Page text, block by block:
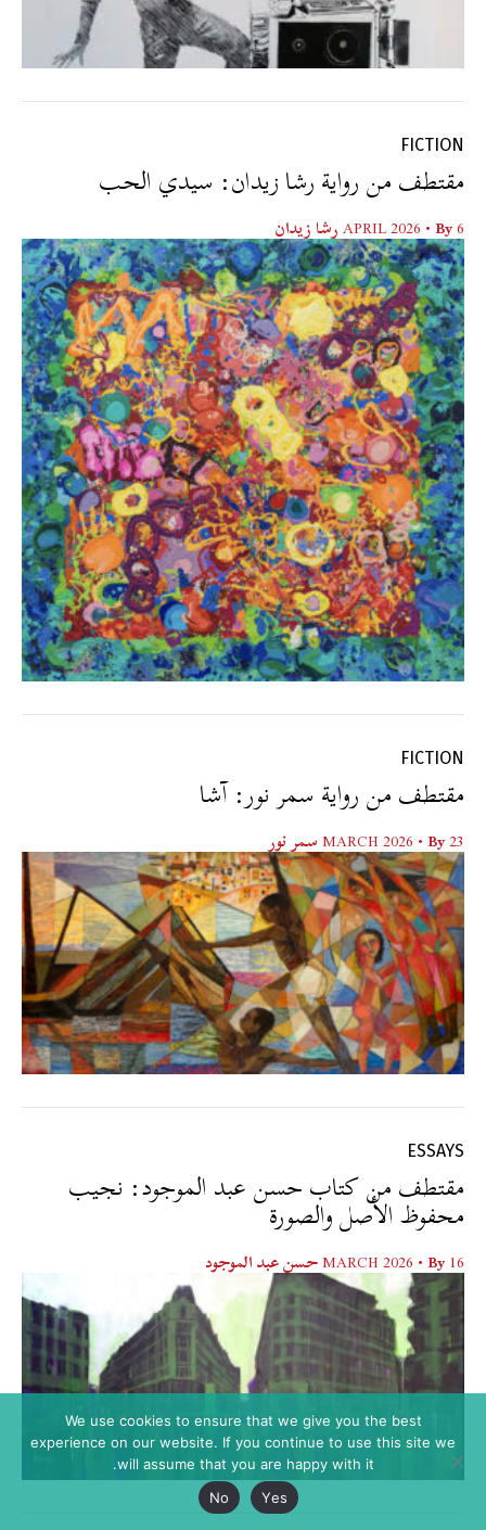
FICTION
مقتطف من رواية رشا زيدان: سيدي الحب
6 APRIL 2026
• By رشا زيدان
FICTION
مقتطف من رواية سمر نور: آشا
23 MARCH 2026
• By سمر نور
ESSAYS
مقتطف من كتاب حسن عبد الموجود: نجيب
محفوظ الأصل والصورة
16 MARCH 2026
• By حسن عبد الموجود
We use cookies to ensure that we give you the best
experience on our website. If you continue to use this site we
will assume that you are happy with it.
Yes
No